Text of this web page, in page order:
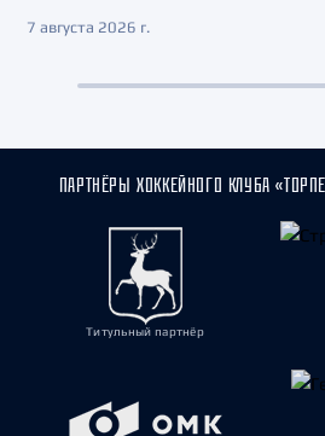
7 августа 2026 г.
ПАРТНЁРЫ ХОККЕЙНОГО КЛУБА
Титульный партнёр